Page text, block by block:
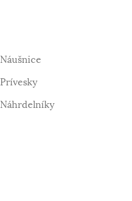
Náušnice
Prívesky
Náhrdelníky